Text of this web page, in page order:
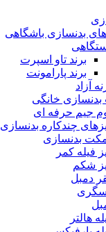
بدنسازی باشگاهی
برند تاو اسپرت
برند پارامونت
آزاد
بدنسازی خانگی
جیم حرفه ای
چندکاره بدنسازی
بدنسازی
فیله کمر
شکم
دمبل
هالتر